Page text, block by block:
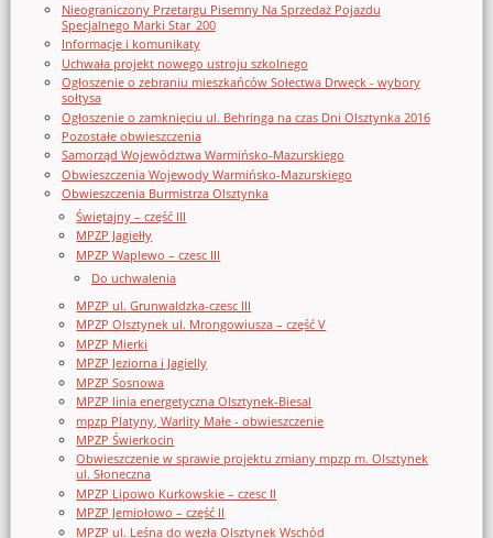
Nieograniczony Przetargu Pisemny Na Sprzedaż Pojazdu
Specjalnego Marki Star_200
Informacje i komunikaty
Uchwała projekt nowego ustroju szkolnego
Ogłoszenie o zebraniu mieszkańców Sołectwa Drwęck - wybory
sołtysa
Ogłoszenie o zamknięciu ul. Behringa na czas Dni Olsztynka 2016
Pozostałe obwieszczenia
Samorząd Województwa Warmińsko-Mazurskiego
Obwieszczenia Wojewody Warmińsko-Mazurskiego
Obwieszczenia Burmistrza Olsztynka
Świętajny – część III
MPZP Jagiełły
MPZP Waplewo – czesc III
Do uchwalenia
MPZP ul. Grunwaldzka-czesc III
MPZP Olsztynek ul. Mrongowiusza – część V
MPZP Mierki
MPZP Jeziorna i Jagielly
MPZP Sosnowa
MPZP linia energetyczna Olsztynek-Biesal
mpzp Platyny, Warlity Małe - obwieszczenie
MPZP Świerkocin
Obwieszczenie w sprawie projektu zmiany mpzp m. Olsztynek
ul. Słoneczna
MPZP Lipowo Kurkowskie – czesc II
MPZP Jemiołowo – część II
MPZP ul. Leśna do węzła Olsztynek Wschód